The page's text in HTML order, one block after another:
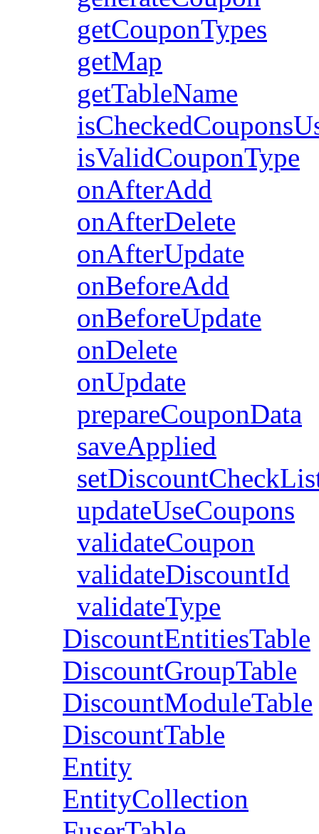
getCouponTypes
getMap
getTableName
isValidCouponType
onAfterAdd
onAfterDelete
onAfterUpdate
onBeforeAdd
onBeforeUpdate
onDelete
onUpdate
prepareCouponData
saveApplied
updateUseCoupons
validateCoupon
validateDiscountId
validateType
DiscountEntitiesTable
DiscountGroupTable
DiscountModuleTable
DiscountTable
Entity
EntityCollection